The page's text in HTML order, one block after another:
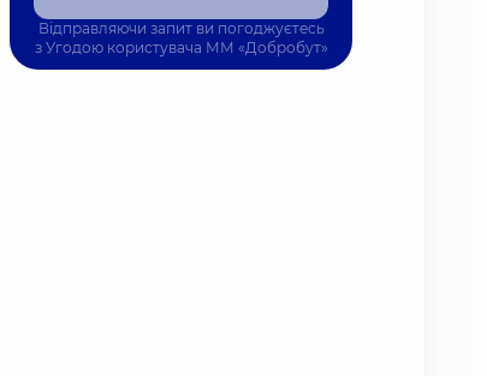
Відправляючи запит ви погоджуєтесь
з Угодою користувача ММ «Добробут»